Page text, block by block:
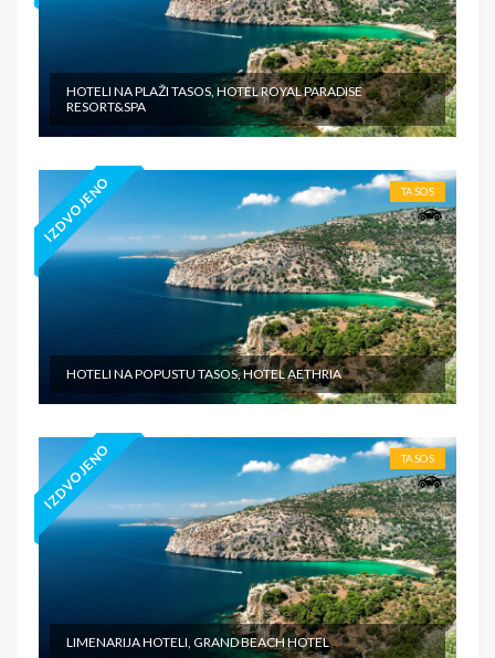
HOTELI NA PLAŽI TASOS, HOTEL ROYAL PARADISE
RESORT&SPA
IZDVOJENO TASOS
HOTELI NA POPUSTU TASOS, HOTEL AETHRIA
IZDVOJENO TASOS
LIMENARIJA HOTELI, GRAND BEACH HOTEL